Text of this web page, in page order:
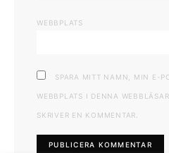
WEBBPLATS
SPARA MITT NAMN, MIN E-
WEBBPLATS I DENNA
SKRIVER EN KOMMENTAR.